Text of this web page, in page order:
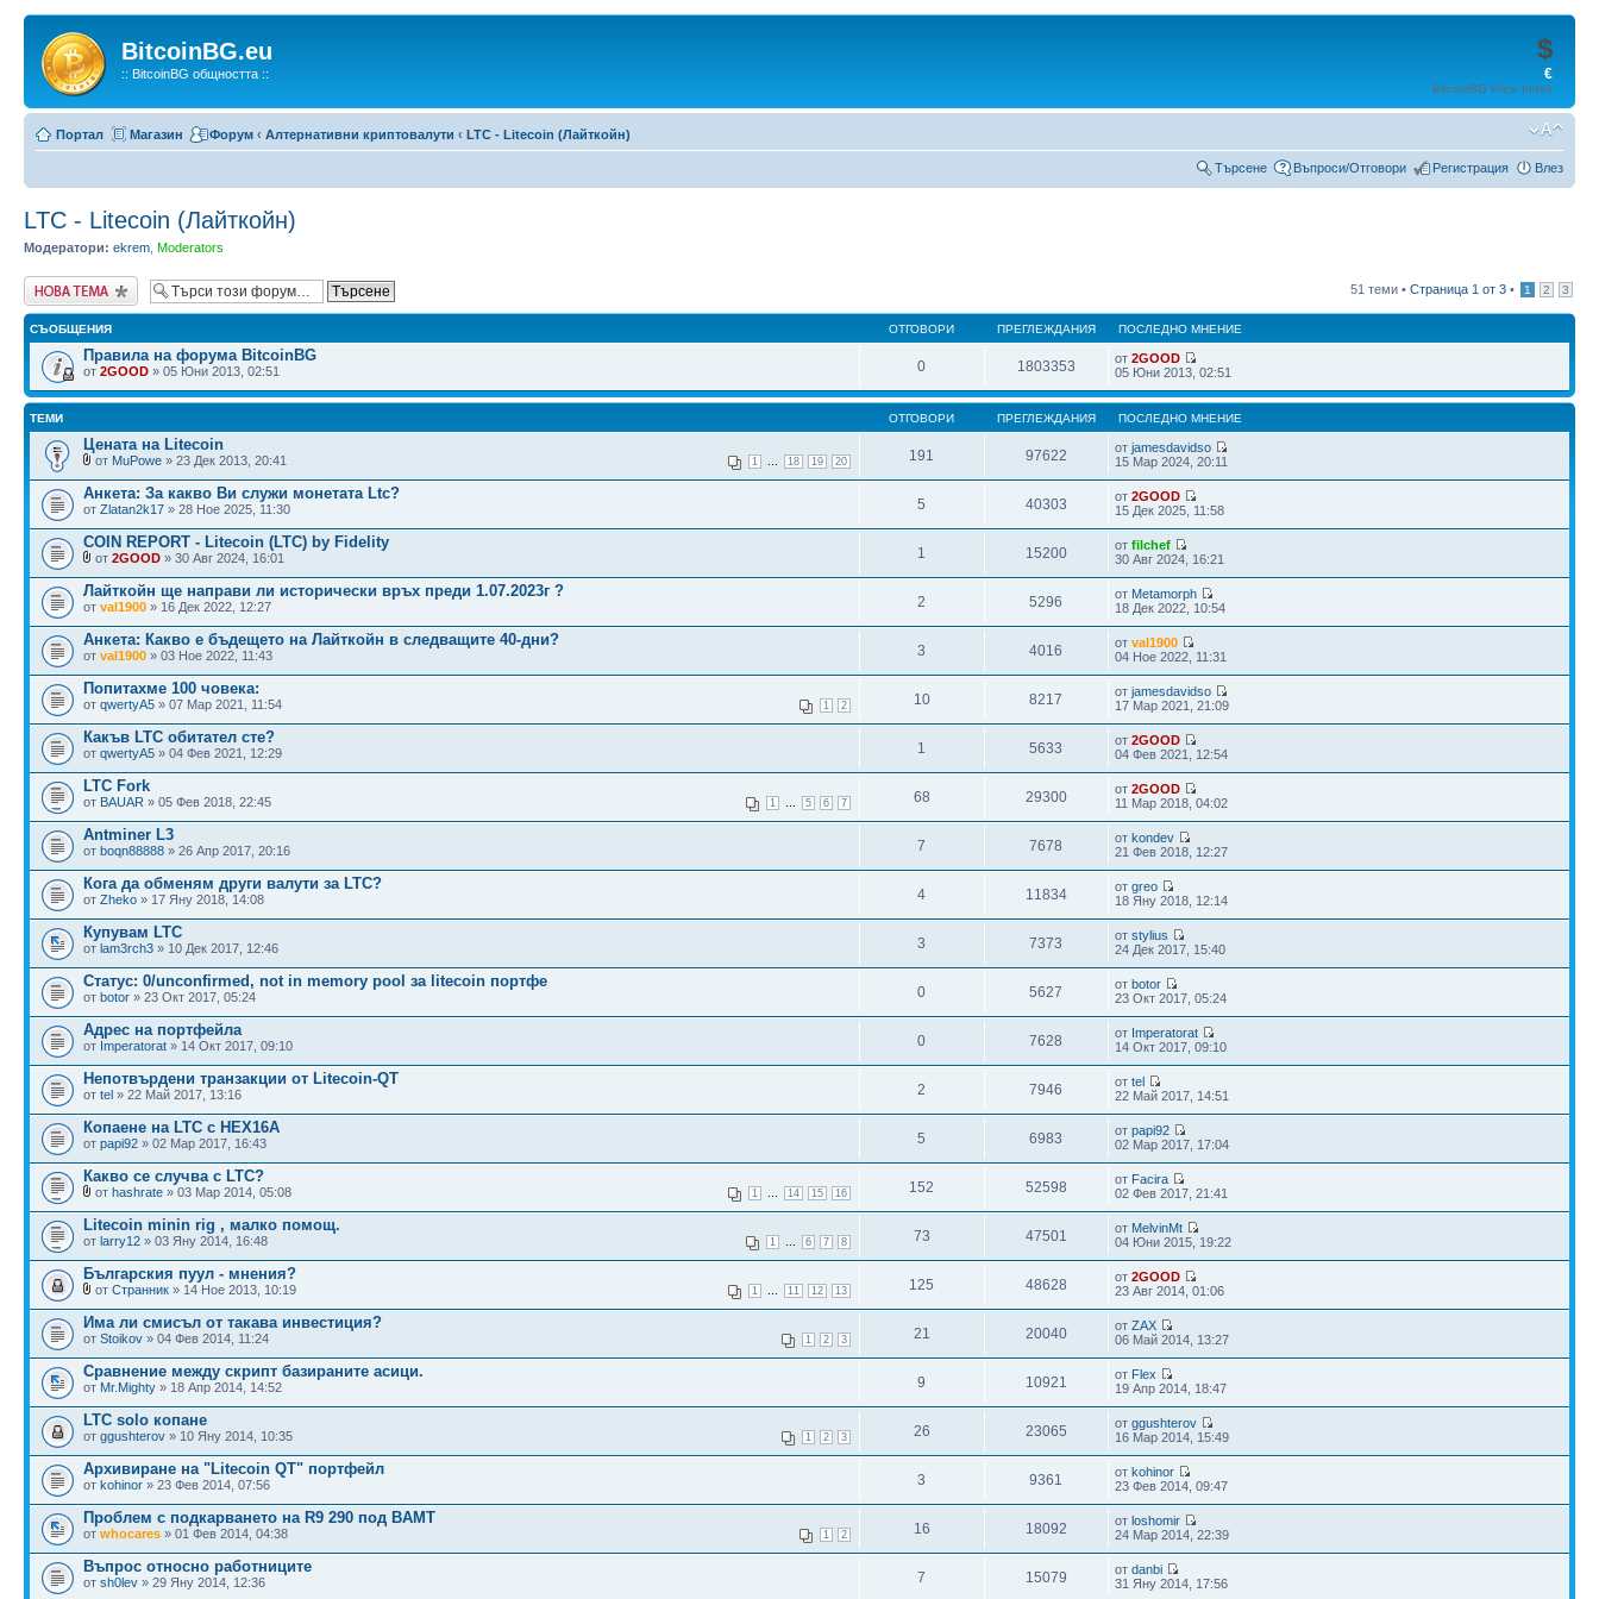
BitcoinBG.eu
:: BitcoinBG общността ::
$
€
BitcoinBG Price Index
Портал Магазин Форум ‹ Алтернативни криптовалути ‹ LTC - Litecoin (Лайткойн)
Търсене Въпроси/Отговори Регистрация Влез
LTC - Litecoin (Лайткойн)
Модератори: ekrem Moderators
Публикувай нова
тема
51 теми • Страница 1 от 3 • 1 2 3
СЪОБЩЕНИЯ ОТГОВОРИ ПРЕГЛЕЖДАНИЯ ПОСЛЕДНО МНЕНИЕ
Правила на форума BitcoinBG
от 2GOOD » 05 Юни 2013, 02:51 0 1803353 от2GOOD
05 Юни 2013, 02:51
ТЕМИ ОТГОВОРИ ПРЕГЛЕЖДАНИЯ ПОСЛЕДНО МНЕНИЕ
Цената на Litecoin
1 18 19 20
от MuPowe » 23 Дек 2013, 20:41 191 97622 отjamesdavidso
15 Мар 2024, 20:11
Анкета: За какво Ви служи монетата Ltc?
от Zlatan2k17 » 28 Ное 2025, 11:30 5 40303 от2GOOD
15 Дек 2025, 11:58
COIN REPORT - Litecoin (LTC) by Fidelity
от 2GOOD » 30 Авг 2024, 16:01 1 15200 отfilchef
30 Авг 2024, 16:21
Лайткойн ще направи ли исторически връх преди 1.07.2023г ?
от val1900 » 16 Дек 2022, 12:27 2 5296 от Metamorph
18 Дек 2022, 10:54
Анкета: Какво е бъдещето на Лайткойн в следващите 40-дни?
от val1900 » 03 Ное 2022, 11:43 3 4016 отval1900
04 Ное 2022, 11:31
Попитахме 100 човека:
1 2
от qwertyA5 » 07 Мар 2021, 11:54 10 8217 отjamesdavidso
17 Мар 2021, 21:09
Какъв LTC обитател сте?
от qwertyA5 » 04 Фев 2021, 12:29 1 5633 от2GOOD
04 Фев 2021, 12:54
LTC Fork
1 5 6 7
от BAUAR » 05 Фев 2018, 22:45 68 29300 от2GOOD
11 Мар 2018, 04:02
Antminer L3
от boqn88888 » 26 Апр 2017, 20:16 7 7678 отkondev
21 Фев 2018, 12:27
Кога да обменям други валути за LTC?
от Zheko » 17 Яну 2018, 14:08 4 11834 отgreo
18 Яну 2018, 12:14
Купувам LTC
от lam3rch3 » 10 Дек 2017, 12:46 3 7373 отstylius
24 Дек 2017, 15:40
Статус: 0/unconfirmed, not in memory pool за litecoin портфе
от botor » 23 Окт 2017, 05:24 0 5627 отbotor
23 Окт 2017, 05:24
Адрес на портфейла
от Imperatorat » 14 Окт 2017, 09:10 0 7628 от Imperatorat
14 Окт 2017, 09:10
Непотвърдени транзакции от Litecoin-QT
от tel » 22 Май 2017, 13:16 2 7946 отtel
22 Май 2017, 14:51
Копаене на LTC с HEX16A
от papi92 » 02 Мар 2017, 16:43 5 6983 отpapi92
02 Мар 2017, 17:04
Какво се случва с LTC?
1 14 15 16
от hashrate » 03 Мар 2014, 05:08 152 52598 от Facira
02 Фев 2017, 21:41
Litecoin minin rig , малко помощ.
1 6 7 8
от larry12 » 03 Яну 2014, 16:48 73 47501 от MelvinMt
04 Юни 2015, 19:22
Българския пуул - мнения?
1 11 12 13
от Странник » 14 Ное 2013, 10:19 125 48628 от2GOOD
23 Авг 2014, 01:06
Има ли смисъл от такава инвестиция?
1 2 3
от Stoikov » 04 Фев 2014, 11:24 21 20040 отZAX
06 Май 2014, 13:27
Сравнение между скрипт базираните асици.
от Mr.Mighty » 18 Апр 2014, 14:52 9 10921 от Flex
19 Апр 2014, 18:47
LTC solo копане
1 2 3
от ggushterov » 10 Яну 2014, 10:35 26 23065 отggushterov
16 Мар 2014, 15:49
Архивиране на "Litecoin QT" портфейл
от kohinor » 23 Фев 2014, 07:56 3 9361 отkohinor
23 Фев 2014, 09:47
Проблем с подкарването на R9 290 под BAMT
1 2
от whocares » 01 Фев 2014, 04:38 16 18092 отloshomir
24 Мар 2014, 22:39
Въпрос относно работниците
от sh0lev » 29 Яну 2014, 12:36 7 15079 отdanbi
31 Яну 2014, 17:56